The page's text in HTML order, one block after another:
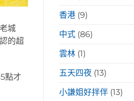
城
的超
點才
香港 (9)
中式 (86)
雲林 (1)
五天四夜 (13)
小謙姐好拌伴 (13)